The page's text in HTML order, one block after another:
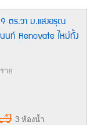
ตร.วา ม.แสงอรุณ
นท์ Renovate ใหม่ทั้ง
าย
3 ห้องน้ำ